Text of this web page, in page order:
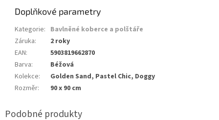
Doplňkové parametry
Kategorie: Bavlněné koberce a polštáře
Záruka:
2 roky
EAN:
5903819662870
Barva:
Béžová
Kolekce:
Golden Sand, Pastel Chic, Doggy
Rozměr: 90 x 90 cm